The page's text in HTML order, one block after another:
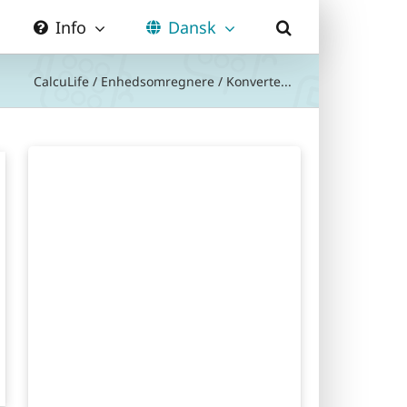
Info Dansk
CalcuLife / Enhedsomregnere / Konverte...